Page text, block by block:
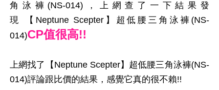
角泳褲(NS-014)，上網查了一下結果發
現 【Neptune Scepter】超低腰三角泳褲(NS-
014)CP值很高!!
上網找了【Neptune Scepter】超低腰三角泳褲(NS-
014)評論跟比價的結果，感覺它真的很不賴!!